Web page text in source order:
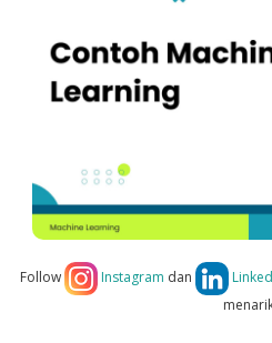
Follow Instagram dan